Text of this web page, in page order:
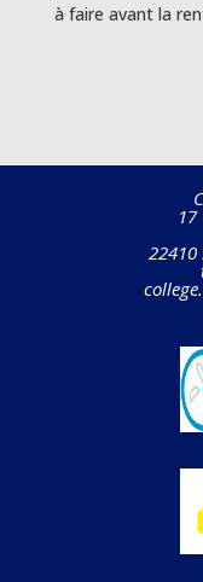
à faire avant la
22410